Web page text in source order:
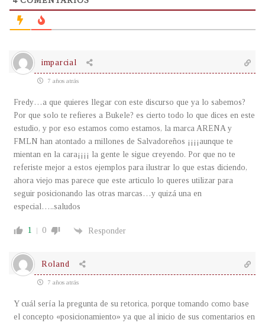
imparcial
7 años atrás
Fredy…a que quieres llegar con este discurso que ya lo sabemos?
Por que solo te refieres a Bukele? es cierto todo lo que dices en este
estudio, y por eso estamos como estamos, la marca ARENA y
FMLN han atontado a millones de Salvadoreños ¡¡¡¡aunque te
mientan en la cara¡¡¡¡ la gente le sigue creyendo. Por que no te
referiste mejor a estos ejemplos para ilustrar lo que estas diciendo,
ahora viejo mas parece que este articulo lo queres utilizar para
seguir posicionando las otras marcas…y quizá una en
especial…..saludos
1 0 Responder
Roland
7 años atrás
Y cuál sería la pregunta de su retorica, porque tomando como base
el concepto «posicionamiento» ya que al inicio de sus comentarios en